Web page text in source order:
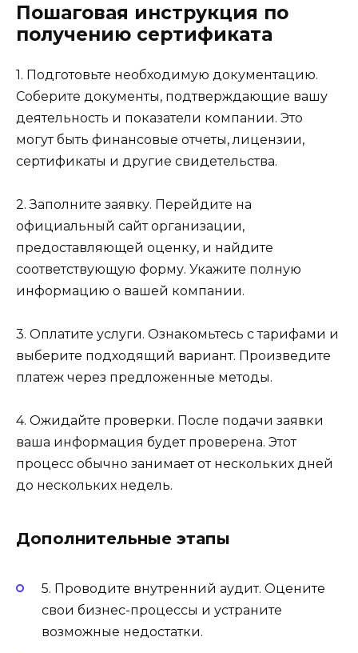
Пошаговая инструкция по
получению сертификата
1. Подготовьте необходимую документацию.
Соберите документы, подтверждающие вашу
деятельность и показатели компании. Это
могут быть финансовые отчеты, лицензии,
сертификаты и другие свидетельства.
2. Заполните заявку. Перейдите на
официальный сайт организации,
предоставляющей оценку, и найдите
соответствующую форму. Укажите полную
информацию о вашей компании.
3. Оплатите услуги. Ознакомьтесь с тарифами и
выберите подходящий вариант. Произведите
платеж через предложенные методы.
4. Ожидайте проверки. После подачи заявки
ваша информация будет проверена. Этот
процесс обычно занимает от нескольких дней
до нескольких недель.
Дополнительные этапы
5. Проводите внутренний аудит. Оцените
свои бизнес-процессы и устраните
возможные недостатки.